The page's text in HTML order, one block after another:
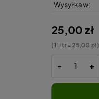
Wysyłka w:
25,00 zł
( 1 Litr = 25,00 zł )
- +